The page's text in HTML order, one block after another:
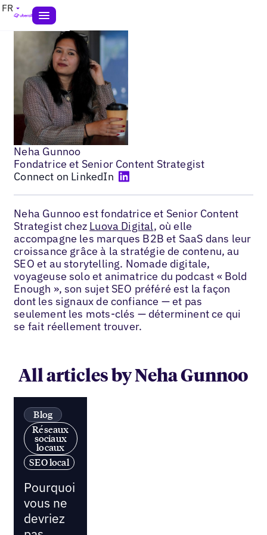
FR
Neha Gunnoo
Fondatrice et Senior Content Strategist
Connect on LinkedIn
Neha Gunnoo est fondatrice et Senior Content
Strategist chez Luova Digital, où elle
accompagne les marques B2B et SaaS dans leur
croissance grâce à la stratégie de contenu, au
SEO et au storytelling. Nomade digitale,
voyageuse solo et animatrice du podcast « Bold
Enough », son sujet SEO préféré est la façon
dont les signaux de confiance — et pas
seulement les mots-clés — déterminent ce qui
se fait réellement trouver.
All articles by Neha Gunnoo
Blog
Réseaux
sociaux
locaux
SEO local
Pourquoi
vous ne
devriez